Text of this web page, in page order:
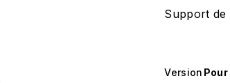
Support de
Version